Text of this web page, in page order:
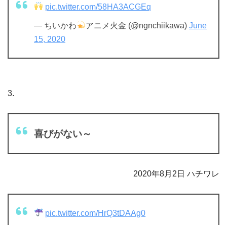
pic.twitter.com/58HA3ACGEq
— ちいかわ アニメ火金 (@ngnchiikawa)June
15, 2020
3.
喜びがない～
2020年8月2日 ハチワレ
pic.twitter.com/HrQ3tDAAg0